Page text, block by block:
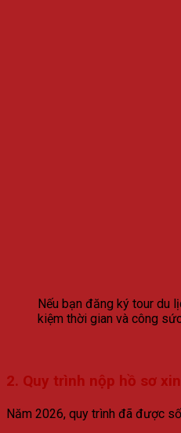
Nếu bạn đăng ký tour du
kiệm thời gian và công
2. Quy trình nộp hồ sơ
Năm 2026, quy trình đã được